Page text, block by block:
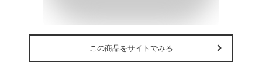
この商品をサイトでみる